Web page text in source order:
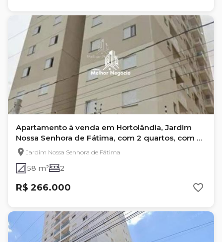
Apartamento à venda em Hortolândia, Jardim
Nossa Senhora de Fátima, com 2 quartos, com 58
m²Jardim Nossa Senhora de Fátima
58 m² 2
R$ 266.000